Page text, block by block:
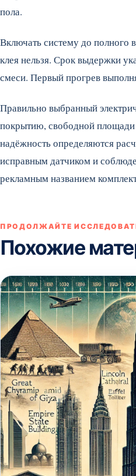
пола.
Включать систему до полного
клея нельзя. Срок выдержки
смеси. Первый прогрев
Правильно выбранный
покрытию, свободной
надёжность определяются
исправным датчиком и
рекламным названием
ПРОДОЛЖАЙТЕ
Похожие